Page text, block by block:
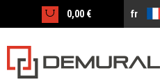
0,00 € fr